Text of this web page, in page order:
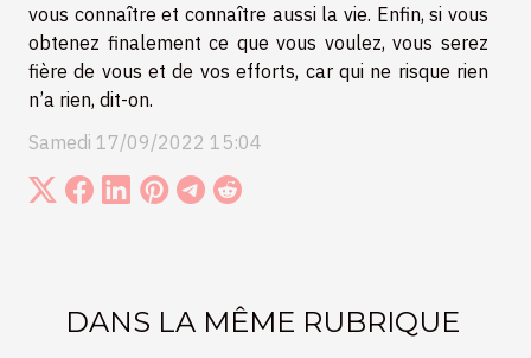
vous connaître et connaître aussi la vie. Enfin, si vous
obtenez finalement ce que vous voulez, vous serez
fière de vous et de vos efforts, car qui ne risque rien
n’a rien, dit-on.
Samedi 17/09/2022 15:04
DANS LA MÊME RUBRIQUE